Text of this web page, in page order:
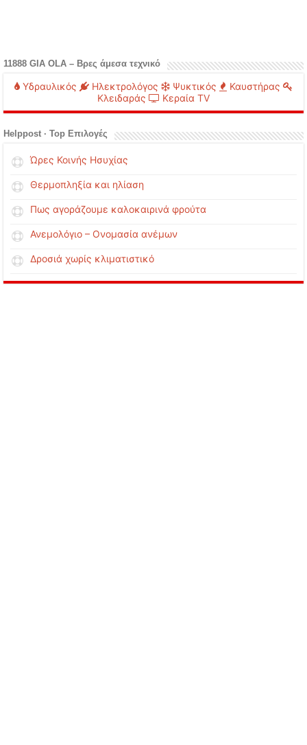
11888 GIA OLA – Βρες άμεσα τεχνικό
Υδραυλικός Ηλεκτρολόγος Ψυκτικός
Καυστήρας
Κλειδαράς
Κεραία TV
Helppost · Top Επιλογές
Ώρες Κοινής Ησυχίας
Θερμοπληξία και ηλίαση
Πως αγοράζουμε καλοκαιρινά φρούτα
Ανεμολόγιο – Ονομασία ανέμων
Δροσιά χωρίς κλιματιστικό